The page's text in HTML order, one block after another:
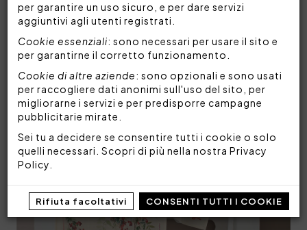
per garantire un uso sicuro, e per dare servizi
aggiuntivi agli utenti registrati.
Cookie essenziali: sono necessari per usare il sito e
per garantirne il corretto funzionamento.
Cookie di altre aziende: sono opzionali e sono usati
per raccogliere dati anonimi sull'uso del sito, per
migliorarne i servizi e per predisporre campagne
pubblicitarie mirate.
Sei tu a decidere se consentire tutti i cookie o solo
quelli necessari. Scopri di più nella nostra Privacy
Policy
Rifiuta facoltativi CONSENTI TUTTI I COOKIE